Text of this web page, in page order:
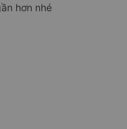
hơn nhé